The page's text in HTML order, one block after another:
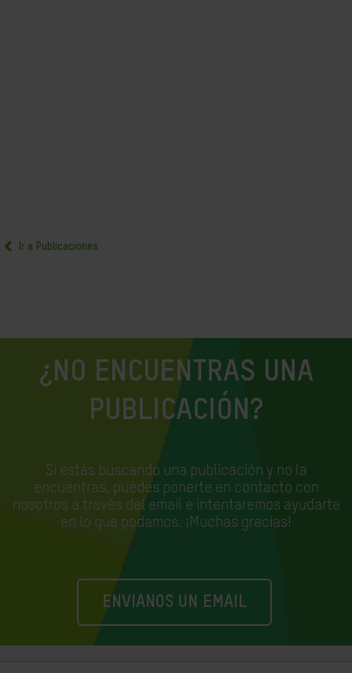
Ir a Publicaciones
¿NO ENCUENTRAS UNA
PUBLICACIÓN?
Si estás buscando una publicación y no la
encuentras, puedes ponerte en contacto con
nosotros a través del email e intentaremos ayudarte
en lo que podamos. ¡Muchas gracias!
ENVIANOS UN EMAIL